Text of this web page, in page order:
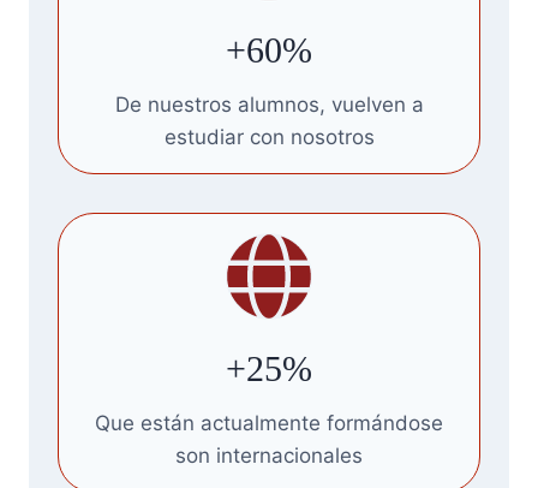
+60%
De nuestros alumnos, vuelven a
estudiar con nosotros
+25%
Que están actualmente formándose
son internacionales